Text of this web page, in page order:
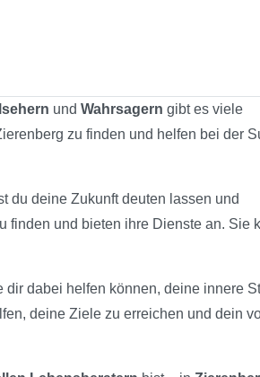
und Wahrsagern gibt es viele
zu finden und helfen bei der
du deine Zukunft deuten lassen und
finden und bieten ihre Dienste an. Sie
dabei helfen können, deine innere
deine Ziele zu erreichen und dein